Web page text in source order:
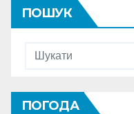
ПОШУК
ПОГОДА